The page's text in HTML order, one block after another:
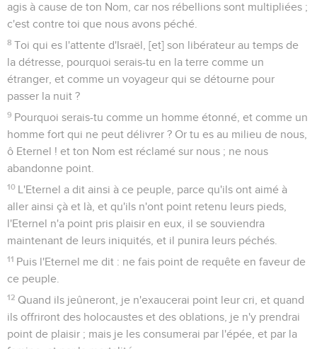
agis à cause de ton Nom, car nos rébellions sont multipliées ;
c'est contre toi que nous avons péché.
8 Toi qui es l'attente d'Israël, [et] son libérateur au temps de
la détresse, pourquoi serais-tu en la terre comme un
étranger, et comme un voyageur qui se détourne pour
passer la nuit ?
9 Pourquoi serais-tu comme un homme étonné, et comme un
homme fort qui ne peut délivrer ? Or tu es au milieu de nous,
ô Eternel ! et ton Nom est réclamé sur nous ; ne nous
abandonne point.
10 L'Eternel a dit ainsi à ce peuple, parce qu'ils ont aimé à
aller ainsi çà et là, et qu'ils n'ont point retenu leurs pieds,
l'Eternel n'a point pris plaisir en eux, il se souviendra
maintenant de leurs iniquités, et il punira leurs péchés.
11 Puis l'Eternel me dit : ne fais point de requête en faveur de
ce peuple.
12 Quand ils jeûneront, je n'exaucerai point leur cri, et quand
ils offriront des holocaustes et des oblations, je n'y prendrai
point de plaisir ; mais je les consumerai par l'épée, et par la